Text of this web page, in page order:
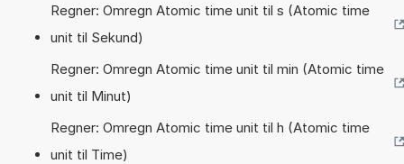
Regner: Omregn Atomic time unit til s (Atomic time
unit til Sekund)
Regner: Omregn Atomic time unit til min (Atomic time
unit til Minut)
Regner: Omregn Atomic time unit til h (Atomic time
unit til Time)